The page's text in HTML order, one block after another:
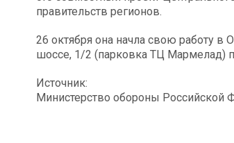
правительств регионов.
26 октября она начла свою работу в
шоссе, 1/2 (парковка ТЦ Мармелад)
Источник:
Министерство обороны Российской